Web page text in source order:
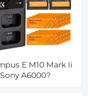
E M10 Mark Ii
A6000?